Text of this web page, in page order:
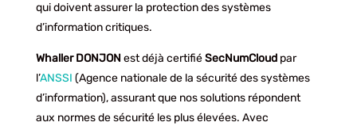
qui doivent assurer la protection des systèmes
d’information critiques.
Whaller DONJON est déjà certifiéSecNumCloudpar
l’ANSSI (Agence nationale de la sécurité des systèmes
d’information), assurant que nos solutions répondent
aux normes de sécurité les plus élevées. Avec